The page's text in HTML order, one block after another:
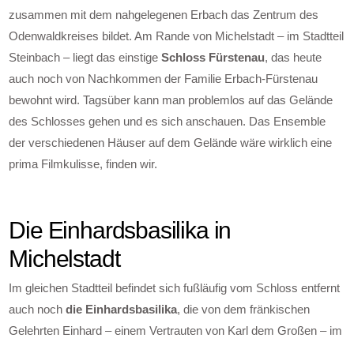
zusammen mit dem nahgelegenen Erbach das Zentrum des
Odenwaldkreises bildet. Am Rande von Michelstadt – im Stadtteil
Steinbach – liegt das einstigeSchloss Fürstenau, das heute
auch noch von Nachkommen der Familie Erbach-Fürstenau
bewohnt wird. Tagsüber kann man problemlos auf das Gelände
des Schlosses gehen und es sich anschauen. Das Ensemble
der verschiedenen Häuser auf dem Gelände wäre wirklich eine
prima Filmkulisse, finden wir.
Die Einhardsbasilika in
Michelstadt
Im gleichen Stadtteil befindet sich fußläufig vom Schloss entfernt
auch nochdie Einhardsbasilika, die von dem fränkischen
Gelehrten Einhard – einem Vertrauten von Karl dem Großen – im